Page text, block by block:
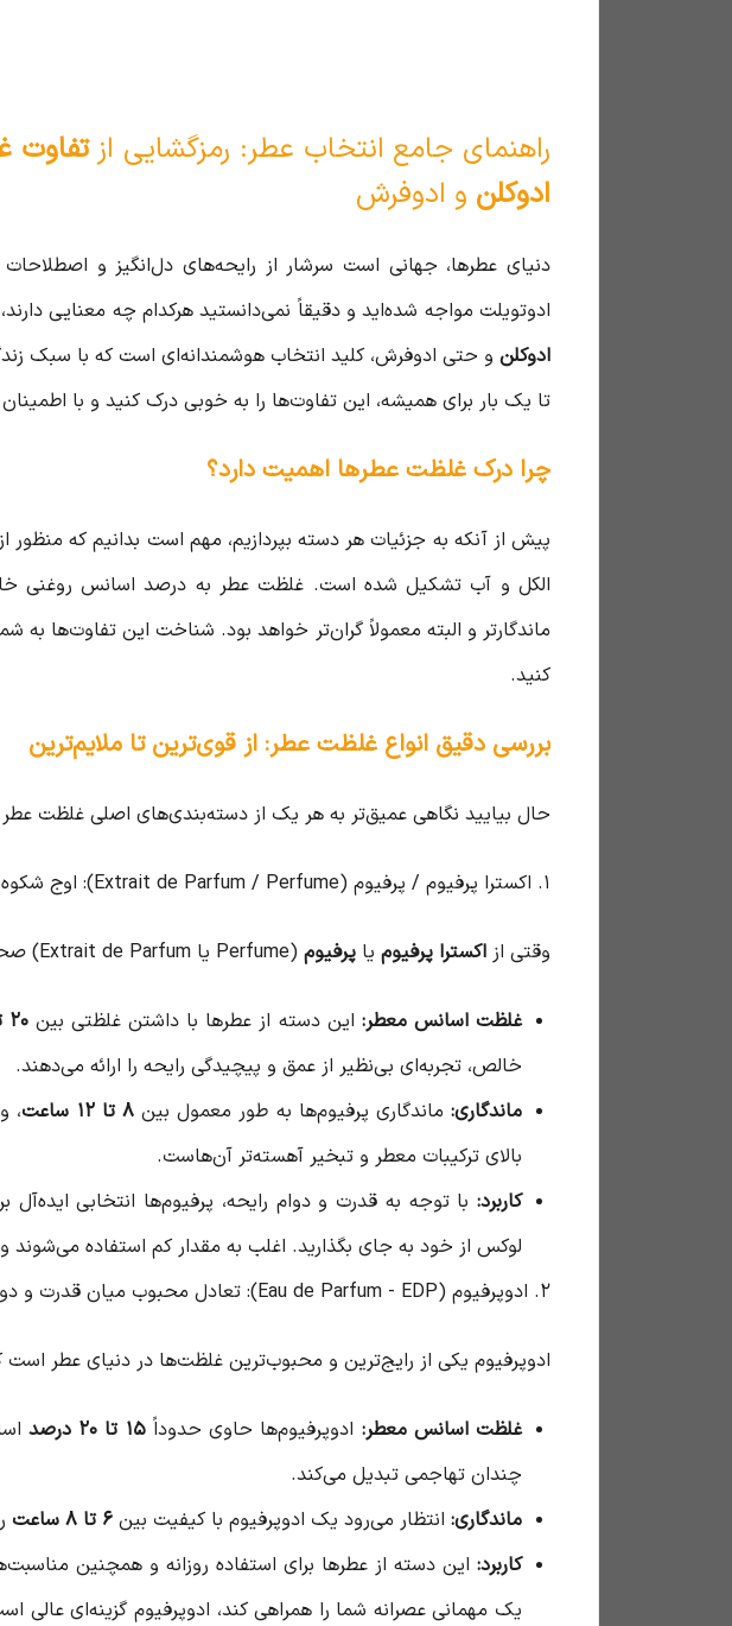
راهنمای جامع انتخاب عطر: رمزگشایی ازتفاوت
ادوکلن و ادوفرش
دنیای عطرها، جهانی است سرشار از رایحه‌های دل‌انگیز و
ادوتویلت مواجه شده‌اید و دقیقاً نمی‌دانستید هرکدام چه معنایی
ادوکلن و حتی ادوفرش، کلید انتخاب هوشمندانه‌ای است که با سبک
تا یک بار برای همیشه، این تفاوت‌ها را به خوبی درک کنید و با
چرا درک غلظت عطرها اهمیت دارد؟
پیش از آنکه به جزئیات هر دسته بپردازیم، مهم است بدانیم که
الکل و آب تشکیل شده است. غلظت عطر به درصد اسانس روغنی
ماندگارتر و البته معمولاً گران‌تر خواهد بود. شناخت این تفاوت‌ها
کنید.
بررسی دقیق انواع غلظت عطر: از قوی‌ترین تا ملایم‌ترین
حال بیایید نگاهی عمیق‌تر به هر یک از دسته‌بندی‌های اصلی غلظت عطر
۱. اکسترا پرفیوم / پرفیوم (Extrait de Parfum / Perfume): اوج شکوه و ماندگاری
وقتی از اکسترا پرفیوم یا پرفیوم (Perfume یا Extrait de Parfum) صحبت می‌کنیم، به غلیظ‌ترین و خالص‌ترین شکل یک رایحه اشاره داریم.
غلظت اسانس معطر: این دسته از عطرها با داشتن غلظتی بین۲۰ تا ۳۰ درصد
خالص، تجربه‌ای بی‌نظیر از عمق و پیچیدگی رایحه را ارائه می‌دهند.
ماندگاری:ماندگاری پرفیوم‌ها به طور معمول بین۸ تا ۱۲ ساعت
،
بالای ترکیبات معطر و تبخیر آهسته‌تر آن‌هاست.
کاربرد: با توجه به قدرت و دوام رایحه، پرفیوم‌ها انتخابی
لوکس از خود به جای بگذارید. اغلب به مقدار کم استفاده می‌شوند
۲. ادوپرفیوم (Eau de Parfum - EDP): تعادل محبوب میان قدرت و دوام
ادوپرفیوم یکی از رایج‌ترین و محبوب‌ترین غلظت‌ها در دنیای عطر
غلظت اسانس معطر: ادوپرفیوم‌ها حاوی حدوداً۱۵ تا ۲۰ درصد
چندان تهاجمی تبدیل می‌کند.
ماندگاری: انتظار می‌رود یک ادوپرفیوم با کیفیت بین ۶ تا ۸ ساعت
کاربرد: این دسته از عطرها برای استفاده روزانه و همچنین
یک مهمانی عصرانه شما را همراهی کند، ادوپرفیوم گزینه‌ای عالی